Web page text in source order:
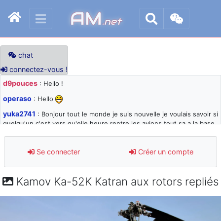
AM.net
chat
connectez-vous !
d9pouces : Hello !
operaso : Hello
yuka2741 : Bonjour tout le monde je suis nouvelle je voulais savoir si
quelqu'un c'est vers qu'elle heure rentre les avions tout sa a la base
d9pouces: désolé pour les quelques blocages du site ces derniers
jours : je teste des méthodes contre le spam et les bots trop nocifs
paxwax: Super, la nouvelle bannière
: je suis un avion@,._,+ > lesquels ? je ne suis pas sûr de
Se connecter Créer un compte
Kamov Ka-52K Katran aux rotors repliés